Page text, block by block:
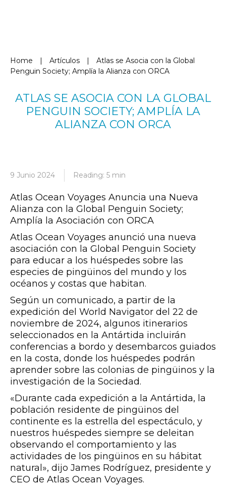
Home | Artículos |
Atlas se Asocia con la Global
Penguin Society; Amplía la Alianza con ORCA
ATLAS SE ASOCIA CON LA GLOBAL
PENGUIN SOCIETY; AMPLÍA LA
ALIANZA CON ORCA
9 Junio 2024 Reading: 5 min
Atlas Ocean Voyages Anuncia una Nueva
Alianza con la Global Penguin Society;
Amplía la Asociación con ORCA
Atlas Ocean Voyages anunció una nueva
asociación con la Global Penguin Society
para educar a los huéspedes sobre las
especies de pingüinos del mundo y los
océanos y costas que habitan.
Según un comunicado, a partir de la
expedición del World Navigator del 22 de
noviembre de 2024, algunos itinerarios
seleccionados en la Antártida incluirán
conferencias a bordo y desembarcos guiados
en la costa, donde los huéspedes podrán
aprender sobre las colonias de pingüinos y la
investigación de la Sociedad.
«Durante cada expedición a la Antártida, la
población residente de pingüinos del
continente es la estrella del espectáculo, y
nuestros huéspedes siempre se deleitan
observando el comportamiento y las
actividades de los pingüinos en su hábitat
natural», dijo James Rodríguez, presidente y
CEO de Atlas Ocean Voyages.